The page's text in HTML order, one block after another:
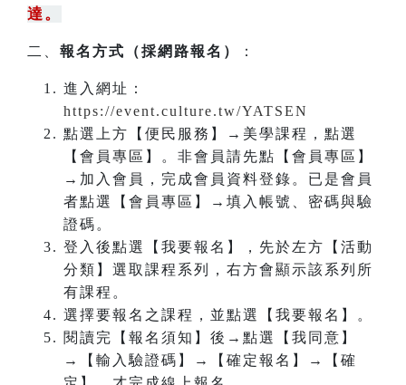
達。
二、 報名方式（採網路報名） ：
進入網址：
https://event.culture.tw/YATSEN
點選上方【便民服務】→美學課程，點選
【會員專區】。非會員請先點【會員專區】
→加入會員，完成會員資料登錄。已是會員
者點選【會員專區】→填入帳號、密碼與驗
證碼。
登入後點選【我要報名】，先於左方【活動
分類】選取課程系列，右方會顯示該系列所
有課程。
選擇要報名之課程，並點選【我要報名】。
閱讀完【報名須知】後→點選【我同意】
→【輸入驗證碼】→【確定報名】→【確